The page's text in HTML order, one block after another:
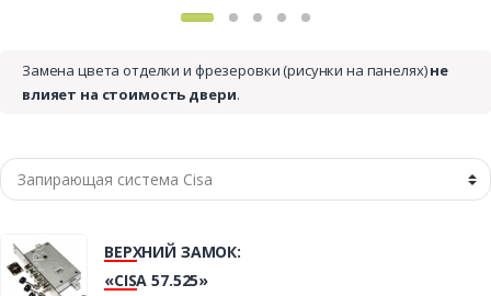
Замена цвета отделки и фрезеровки (рисунки на панелях)не
влияет на стоимость двери.
ВЕРХНИЙ ЗАМОК:
«CISA 57.525»